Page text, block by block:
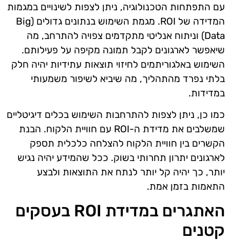
עם התפתחות הטכנולוגיה, ניתן לצפות לשינויים במגמות
המדידה של ROI. מגמת השימוש בנתונים גדולים (Big
Data) וניתוח אנליטי מתקדמים צפויה להתרחב, מה
שיאפשר לארגונים לקבל תמונה מקיפה על פעילותם.
השימוש באלגוריתמים לחיזוי תוצאות עתידיות יהיה חלק
בלתי נפרד מהתהליך, מה שיביא לשיפור משמעותי
במדידות.
כמו כן, ניתן לצפות להתרחבות השימוש בכלים דיגיטליים
שמשלבים את מדידת ה-ROI עם חוויית הלקוח. הבנת
הקשרים בין חוויית הלקוח להצלחה כלכלית תספק
לארגונים יתרון תחרותי בשוק. ככל שהמידע יהיה נגיש
יותר, כך יהיה קל יותר לנתח את התוצאות ולבצע
התאמות בזמן אמת.
האתגרים במדידת ROI בעסקים
קטנים